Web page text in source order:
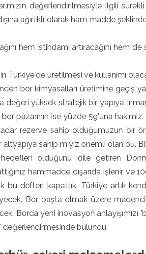
değerlendirilmesiyle ilgili
ağırlıklı olarak ham madde
hem istihdamı artıracağını hem
Türkiye'de üretilmesi ve kullanımı
bor kimyasalları üretimine geçiş
yüksek stratejik bir yapıya
pazarının ise yüzde 59'una
rezerve sahip olduğumuzun bir
sahip miyiz önemli olan bu.
olduğunu dile getiren
hammadde dışarıda işlenir ve
bu defteri kapattık. Türkiye artık
Bor başta olmak üzere
Borda yeni inovasyon
değerlendirmesinde bulundu.